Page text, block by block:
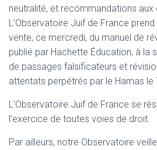
neutralité, et recommandations aux
L’Observatoire Juif de France
vente, ce mercredi, du manuel de
publié par Hachette Éducation, à la
de passages falsificateurs et
attentats perpétrés par le Hamas le
L’Observatoire Juif de France se
l’exercice de toutes voies de droit.
Par ailleurs, notre Observatoire